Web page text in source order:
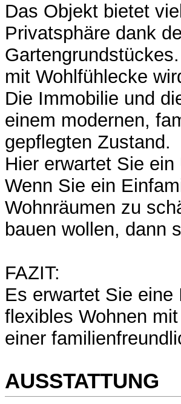
Das Objekt bietet
Privatsphäre dank
mit Wohlfühlecke
Die Immobilie und
einem modernen,
gepflegten Zustand.
Hier erwartet Sie
Wenn Sie ein
Wohnräumen zu
bauen wollen, dann
FAZIT:
Es erwartet Sie
flexibles Wohnen
einer
AUSSTATTUNG